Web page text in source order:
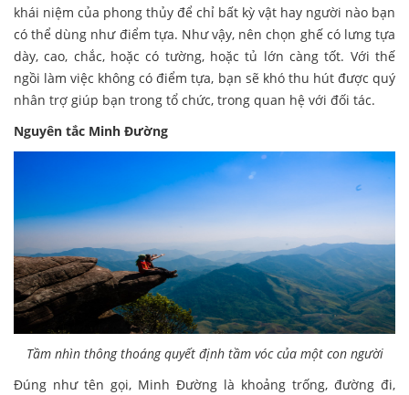
khái niệm của phong thủy để chỉ bất kỳ vật hay người nào bạn
có thể dùng như điểm tựa. Như vậy, nên chọn ghế có lưng tựa
dày, cao, chắc, hoặc có tường, hoặc tủ lớn càng tốt. Với thế
ngồi làm việc không có điểm tựa, bạn sẽ khó thu hút được quý
nhân trợ giúp bạn trong tổ chức, trong quan hệ với đối tác.
Nguyên tắc Minh Đường
Tầm nhìn thông thoáng quyết định tầm vóc của một con người
Đúng như tên gọi, Minh Đường là khoảng trống, đường đi,